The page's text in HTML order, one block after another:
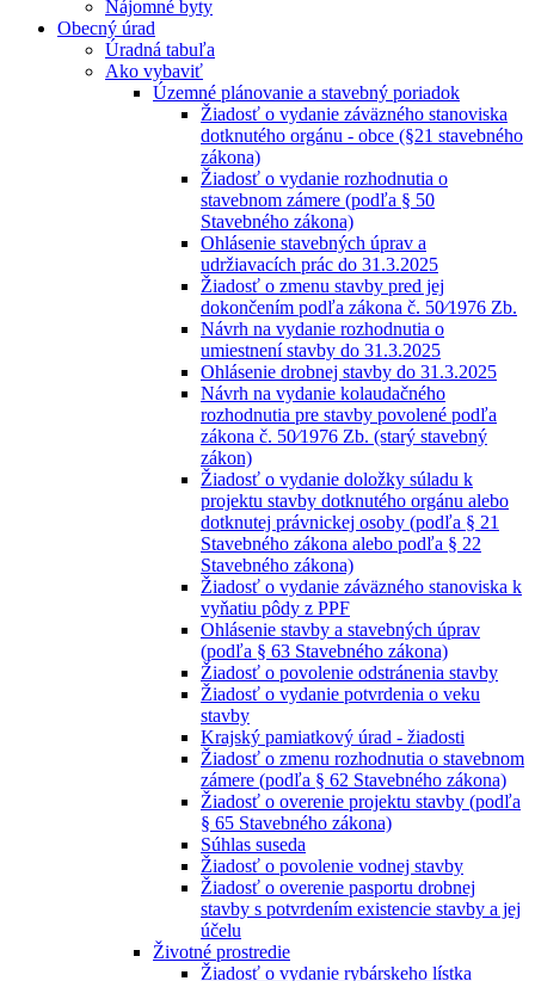
Nájomné byty
Obecný úrad
Úradná tabuľa
Ako vybaviť
Územné plánovanie a stavebný poriadok
Žiadosť o vydanie záväzného stanoviska
dotknutého orgánu - obce (§21 stavebného
zákona)
Žiadosť o vydanie rozhodnutia o
stavebnom zámere (podľa § 50
Stavebného zákona)
Ohlásenie stavebných úprav a
udržiavacích prác do 31.3.2025
Žiadosť o zmenu stavby pred jej
dokončením podľa zákona č. 50⁄1976 Zb.
Návrh na vydanie rozhodnutia o
umiestnení stavby do 31.3.2025
Ohlásenie drobnej stavby do 31.3.2025
Návrh na vydanie kolaudačného
rozhodnutia pre stavby povolené podľa
zákona č. 50⁄1976 Zb. (starý stavebný
zákon)
Žiadosť o vydanie doložky súladu k
projektu stavby dotknutého orgánu alebo
dotknutej právnickej osoby (podľa § 21
Stavebného zákona alebo podľa § 22
Stavebného zákona)
Žiadosť o vydanie záväzného stanoviska k
vyňatiu pôdy z PPF
Ohlásenie stavby a stavebných úprav
(podľa § 63 Stavebného zákona)
Žiadosť o povolenie odstránenia stavby
Žiadosť o vydanie potvrdenia o veku
stavby
Krajský pamiatkový úrad - žiadosti
Žiadosť o zmenu rozhodnutia o stavebnom
zámere (podľa § 62 Stavebného zákona)
Žiadosť o overenie projektu stavby (podľa
§ 65 Stavebného zákona)
Súhlas suseda
Žiadosť o povolenie vodnej stavby
Žiadosť o overenie pasportu drobnej
stavby s potvrdením existencie stavby a jej
účelu
Životné prostredie
Žiadosť o vydanie rybárskeho lístka